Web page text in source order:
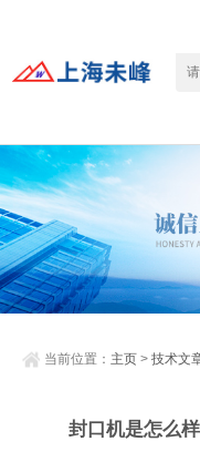
当前位置： 主页 >技术文
封口机是怎么